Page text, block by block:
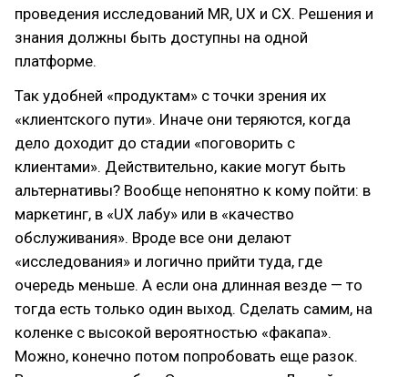
проведения исследований MR, UX и CX. Решения и
знания должны быть доступны на одной
платформе.
Так удобней «продуктам» с точки зрения их
«клиентского пути». Иначе они теряются, когда
дело доходит до стадии «поговорить с
клиентами». Действительно, какие могут быть
альтернативы? Вообще непонятно к кому пойти: в
маркетинг, в «UX лабу» или в «качество
обслуживания». Вроде все они делают
«исследования» и логично прийти туда, где
очередь меньше. А если она длинная везде — то
тогда есть только один выход. Сделать самим, на
коленке с высокой вероятностью «факапа».
Можно, конечно потом попробовать еще разок.